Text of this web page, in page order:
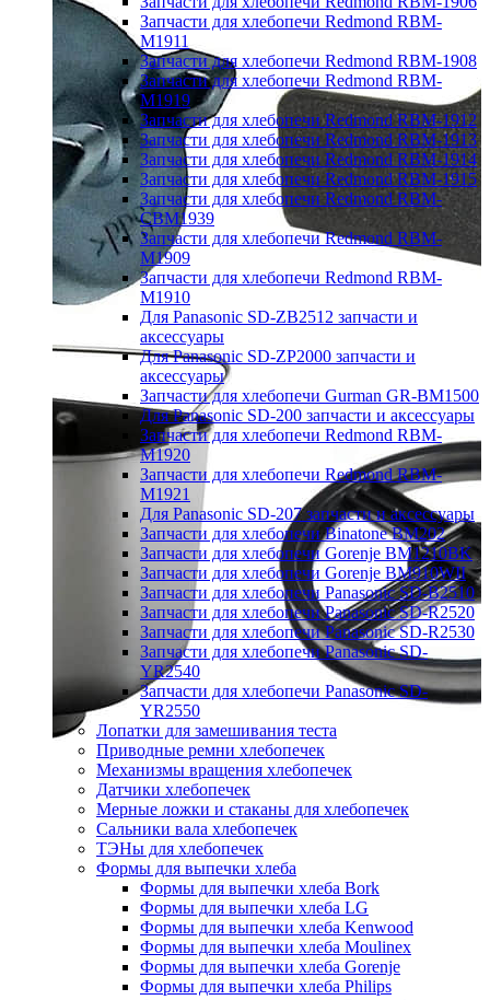
Запчасти для хлебопечи Redmond RBM-
M1911
Запчасти для хлебопечи Redmond RBM-1908
Запчасти для хлебопечи Redmond RBM-
M1919
Запчасти для хлебопечи Redmond RBM-1912
Запчасти для хлебопечи Redmond RBM-1913
Запчасти для хлебопечи Redmond RBM-1914
Запчасти для хлебопечи Redmond RBM-1915
Запчасти для хлебопечи Redmond RBM-
CBM1939
Запчасти для хлебопечи Redmond RBM-
M1909
Запчасти для хлебопечи Redmond RBM-
M1910
Для Panasonic SD-ZB2512 запчасти и
аксессуары
Для Panasonic SD-ZP2000 запчасти и
аксессуары
Запчасти для хлебопечи Gurman GR-BM1500
Для Panasonic SD-200 запчасти и аксессуары
Запчасти для хлебопечи Redmond RBM-
M1920
Запчасти для хлебопечи Redmond RBM-
M1921
Для Panasonic SD-207 запчасти и аксессуары
Запчасти для хлебопечи Binatone BM202
Запчасти для хлебопечи Gorenje BM1210BK
Запчасти для хлебопечи Gorenje BM910WII
Запчасти для хлебопечи Panasonic SD-B2510
Запчасти для хлебопечи Panasonic SD-R2520
Запчасти для хлебопечи Panasonic SD-R2530
Запчасти для хлебопечи Panasonic SD-
YR2540
Запчасти для хлебопечи Panasonic SD-
YR2550
Лопатки для замешивания теста
Приводные ремни хлебопечек
Механизмы вращения хлебопечек
Датчики хлебопечек
Мерные ложки и стаканы для хлебопечек
Сальники вала хлебопечек
ТЭНы для хлебопечек
Формы для выпечки хлеба
Формы для выпечки хлеба Bork
Формы для выпечки хлеба LG
Формы для выпечки хлеба Kenwood
Формы для выпечки хлеба Moulinex
Формы для выпечки хлеба Gorenje
Формы для выпечки хлеба Philips